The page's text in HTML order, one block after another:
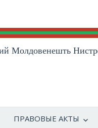
Молдовенешть
ПРАВОВЫЕ АКТЫ